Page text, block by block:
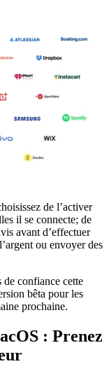
de l’activer
il se connecte; de
avant d’effectuer
ou envoyer des
de confiance cette
bêta pour les
prochaine.
: Prenez